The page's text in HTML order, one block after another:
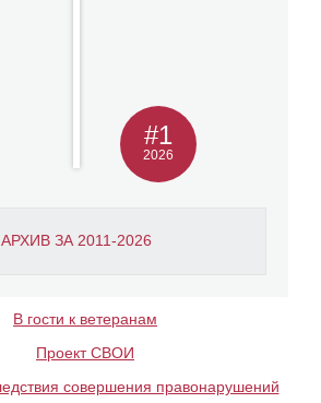
АРХИВ ЗА 2011-2026
#1
2026